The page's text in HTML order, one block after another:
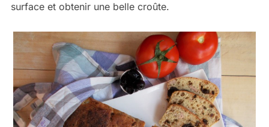
surface et obtenir une belle croûte.